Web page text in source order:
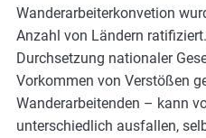
Wanderarbeiterkonvetion
Anzahl von Ländern
Durchsetzung nationaler
Vorkommen von Verstößen
Wanderarbeitenden – kann
unterschiedlich ausfallen,